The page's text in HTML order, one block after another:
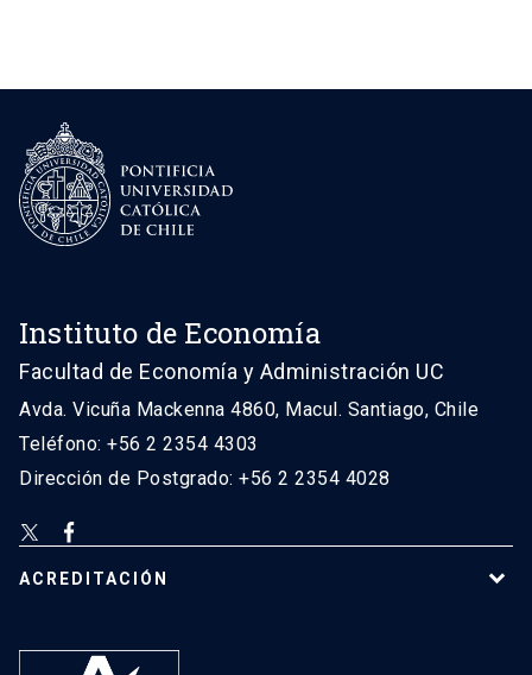
Instituto de Economía
Facultad de Economía y Administración UC
Avda. Vicuña Mackenna 4860, Macul. Santiago, Chile
Teléfono: +56 2 2354 4303
Dirección de Postgrado: +56 2 2354 4028
ACREDITACIÓN